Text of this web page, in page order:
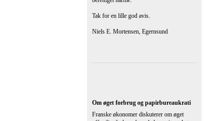
Skanderborg og Herning ombygges nu og
der tales tysk. Selv jernbanesvellerne er
købt i udlandet. Havde det været for nogle
år siden havde det givet mange årsværk i
Langå. Staten er underlagt aftaler og
Jeg har 25 års erfaring som selvstændig og
nemlig fastfood. En lille snoldet butik